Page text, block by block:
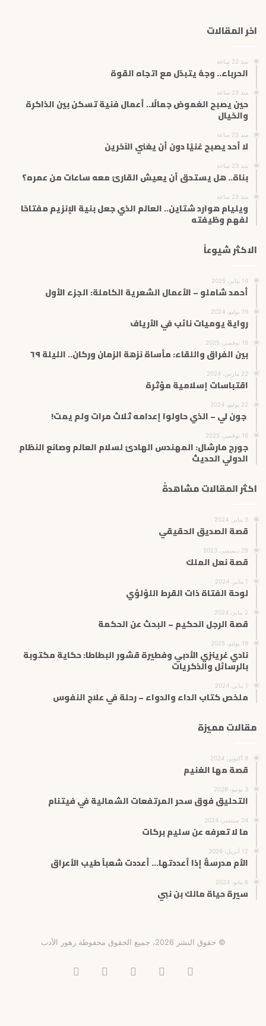
ت
اخر المقالات
منذ 22 ساعة
الحرباء.. وجهٌ يتبدّل مع اتجاه القوة
منذ 23 ساعة
حين يصبح الغموض جمالًا.. أعمال فنية تسكن بين الذاكرة
والخيال
منذ 23 ساعة
لا أحد يصبح غنيًا دون أن يغني الآخرين
منذ 23 ساعة
بناة.. هل يستحق أن يعيش القارئ معه ساعات من عمره؟
منذ 23 ساعة
ويليام هوارد شتاين.. العالم الذي جعل بنية الإنزيم مفتاحًا
لفهم وظيفته
الاكثر شيوعاً
14 يناير، 2025
أحمد شاملو – الأعمال الشعرية الكاملة: الجزء الأول
19 يوليو، 2024
رواية يوميات نائب في الأرياف
19 نوفمبر، 2025
بين الفراق واللقاء: مأساة نزهة الزمان وركان.. الليلة ٦٩
22 مارس، 2024
اقتباسات إسلامية مؤثرة
22 يوليو، 2024
جون لي – الذي حاولوا إعدامه ثلاث مرات ولم يمت!
16 نوفمبر، 2025
جورج مارشال: المهندس الهادئ لسلام العالم وصانع النظام
الدولي الحديث
اكثر المقالات مشاهدةً
3 يناير، 2024
قصة الصديق الحقيقي
29 ديسمبر، 2023
قصة نعل الملك
1 يناير، 2024
لوحة الفتاة ذات القرط اللؤلؤي
2 يناير، 2024
قصة الرجل الحكيم – البحث عن الحكمة
19 يوليو، 2025
نادي غرينزي الأدبي وفطيرة قشور البطاطا: حكاية مكتوبة
بالرسائل والذكريات
1 يناير، 2024
ملخص كتاب الداء والدواء – رحلة في علاج النفوس
مقالات مميزة
8 أكتوبر، 2024
قصة مها الغنيم
3 يونيو، 2026
التحليق فوق سحر المرتفعات الشمالية في فيتنام
24 سبتمبر، 2024
ما لا تعرفه عن سليم بركات
12 أبريل، 2026
الأم مدرسةٌ إذا أعددتها… أعددت شعباً طيب الأعراق
6 مايو، 2024
سيرة حياة مالك بن نبي
© حقوق النشر 2026، جميع الحقوق محفوظة زهور الأدب
فيسبوك انستقرامتيلقرام